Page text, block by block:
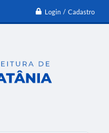
Login / Cadastro